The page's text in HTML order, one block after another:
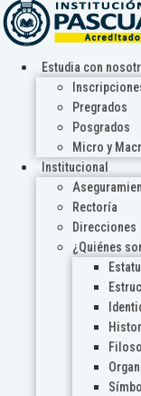
Estudia con
Pregrados
Posgrados
Micro y
Institucional
Rectoría
Direcciones
¿Quiénes